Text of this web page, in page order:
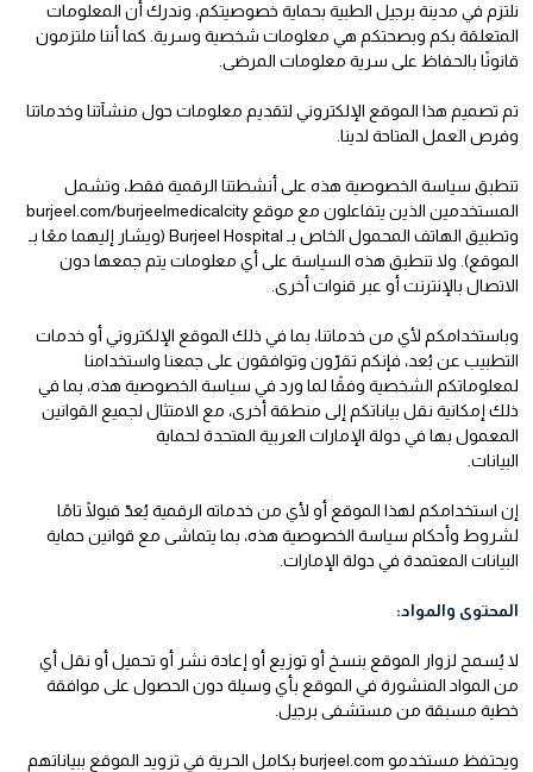
نلتزم في مدينة برجيل الطبية بحماية خصوصيتكم، وندرك أن المعلومات
المتعلقة بكم وبصحتكم هي معلومات شخصية وسرية. كما أننا ملتزمون
قانونًا بالحفاظ على سرية معلومات المرضى.
تم تصميم هذا الموقع الإلكتروني لتقديم معلومات حول منشآتنا وخدماتنا
وفرص العمل المتاحة لدينا.
تنطبق سياسة الخصوصية هذه على أنشطتنا الرقمية فقط، وتشمل
المستخدمين الذين يتفاعلون مع موقع burjeel.com/burjeelmedicalcity
وتطبيق الهاتف المحمول الخاص بـ Burjeel Hospital (ويشار إليهما معًا بـ
الموقع). ولا تنطبق هذه السياسة على أي معلومات يتم جمعها دون
الاتصال بالإنترنت أو عبر قنوات أخرى.
وباستخدامكم لأي من خدماتنا، بما في ذلك الموقع الإلكتروني أو خدمات
التطبيب عن بُعد، فإنكم تقرّون وتوافقون على جمعنا واستخدامنا
لمعلوماتكم الشخصية وفقًا لما ورد في سياسة الخصوصية هذه، بما في
ذلك إمكانية نقل بياناتكم إلى منطقة أخرى، مع الامتثال لجميع القوانين
المعمول بها في دولة الإمارات العربية المتحدة لحماية
البيانات.
إن استخدامكم لهذا الموقع أو لأي من خدماته الرقمية يُعدّ قبولًا تامًا
لشروط وأحكام سياسة الخصوصية هذه، بما يتماشى مع قوانين حماية
البيانات المعتمدة في دولة الإمارات.
المحتوى والمواد:
لا يُسمح لزوار الموقع بنسخ أو توزيع أو إعادة نشر أو تحميل أو نقل أي
من المواد المنشورة في الموقع بأي وسيلة دون الحصول على موافقة
خطية مسبقة من مستشفى برجيل.
ويحتفظ مستخدمو burjeel.com بكامل الحرية في تزويد الموقع ببياناتهم